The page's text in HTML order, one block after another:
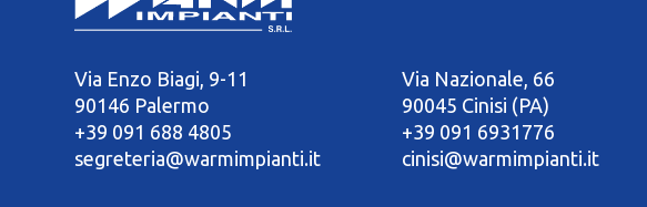
Via Enzo Biagi, 9-11
90146 Palermo
+39 091 688 4805
segreteria@warmimpianti.it
Via Nazionale, 66
90045 Cinisi (PA)
+39 091 6931776
cinisi@warmimpianti.it